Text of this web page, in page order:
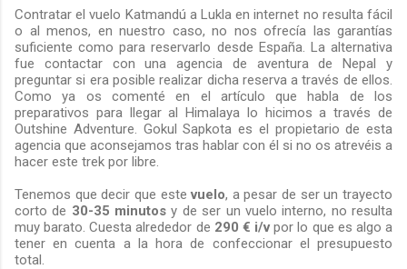
Contratar el vuelo Katmandú a Lukla en internet no resulta fácil
o al menos, en nuestro caso, no nos ofrecía las garantías
suficiente como para reservarlo desde España. La alternativa
fue contactar con una agencia de aventura de Nepal y
preguntar si era posible realizar dicha reserva a través de ellos.
Como ya os comenté en el artículo que habla de los
preparativos para llegar al Himalaya lo hicimos a través de
Outshine Adventure. Gokul Sapkota es el propietario de esta
agencia que aconsejamos tras hablar con él si no os atrevéis a
hacer este trek por libre.
Tenemos que decir que estevuelo, a pesar de ser un trayecto
corto de 30-35 minutos y de ser un vuelo interno, no resulta
muy barato. Cuesta alrededor de 290 € i/v por lo que es algo a
tener en cuenta a la hora de confeccionar el presupuesto
total.